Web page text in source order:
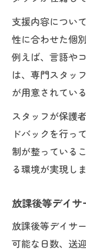
支援内容につい
性に合わせた個
例えば、言語や
は、専門スタッ
が用意されてい
スタッフが保護
ドバックを行っ
制が整っている
る環境が実現しま
放課後等デイ
放課後等デイサ
可能な日数、送